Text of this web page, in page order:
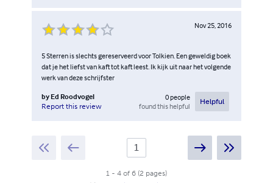
Nov 25, 2016
5 Sterren is slechts gereserveerd voor Tolkien. Een geweldig boek
dat je het liefst van kaft tot kaft leest. Ik kijk uit naar het volgende
werk van deze schrijfster
by Ed Roodvogel
Report this review
0people
found this helpful
Helpful
1 - 4 of 6 (2 pages)